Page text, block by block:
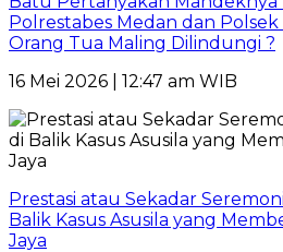
Polrestabes Medan dan
Orang Tua Maling Dilindungi ?
16 Mei 2026 | 12:47 am WIB
Prestasi atau Sekadar
Balik Kasus Asusila yang
Jaya